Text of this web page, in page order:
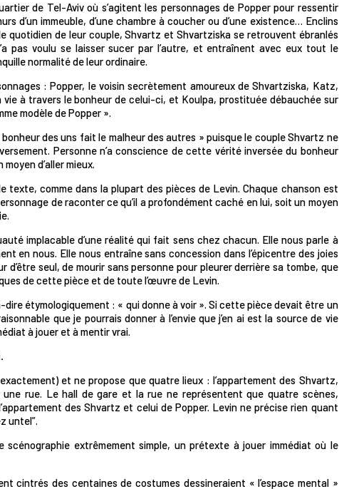
de Tel-Aviv où s’agitent les personnages de Popper pour ressentir
d’un immeuble, d’une chambre à coucher ou d’une existence… Enclins
quotidien de leur couple, Shvartz et Shvartziska se retrouvent ébranlés
pas voulu se laisser sucer par l’autre, et entraînent avec eux tout le
normalité de leur ordinaire.
: Popper, le voisin secrètement amoureux de Shvartziska, Katz,
vie à travers le bonheur de celui-ci, et Koulpa, prostituée débauchée sur
modèle de Popper ».
des uns fait le malheur des autres » puisque le couple Shvartz ne
Personne n’a conscience de cette vérité inversée du bonheur
d’aller mieux.
texte, comme dans la plupart des pièces de Levin. Chaque chanson est
de raconter ce qu’il a profondément caché en lui, soit un moyen
implacable d’une réalité qui fait sens chez chacun. Elle nous parle à
en nous. Elle nous entraîne sans concession dans l’épicentre des joies
d’être seul, de mourir sans personne pour pleurer derrière sa tombe, que
de cette pièce et de toute l’œuvre de Levin.
étymologiquement : « qui donne à voir ». Si cette pièce devait être un
que je pourrais donner à l’envie que j’en ai est la source de vie
à jouer et à mentir vrai.
et ne propose que quatre lieux : l’appartement des Shvartz,
une rue. Le hall de gare et la rue ne représentent que quatre scènes,
des Shvartz et celui de Popper. Levin ne précise rien quant
untel”.
scénographie extrêmement simple, un prétexte à jouer immédiat où le
cintrés des centaines de costumes dessineraient « l’espace mental »